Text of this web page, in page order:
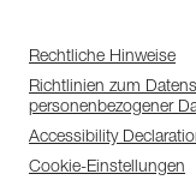
Rechtliche Hinweise
Richtlinien zum
personenbezogener
Accessibility
Cookie-Einstellungen